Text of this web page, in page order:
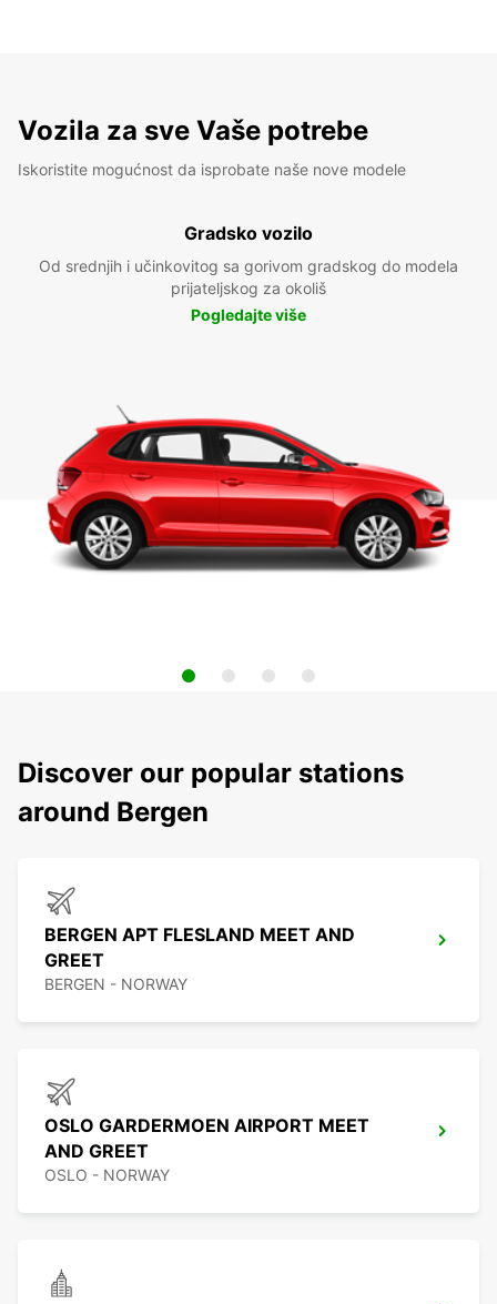
Vozila za sve Vaše potrebe
Iskoristite mogućnost da isprobate naše nove modele
Gradsko vozilo
Od srednjih i učinkovitog sa gorivom gradskog do modela
prijateljskog za okoliš
Pogledajte više
Discover our popular stations
around Bergen
BERGEN APT FLESLAND MEET AND
GREET
BERGEN - NORWAY
OSLO GARDERMOEN AIRPORT MEET
AND GREET
OSLO - NORWAY